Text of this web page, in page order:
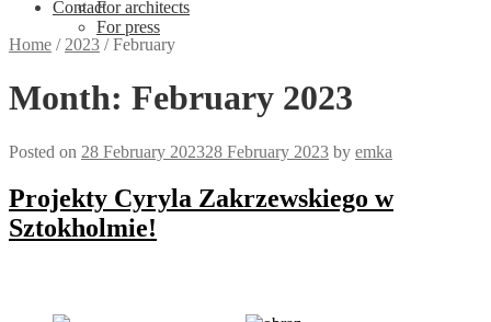
For architects
For press
Contact
Home / 2023 /February
Month: February 2023
Posted on 28 February 202328 February 2023 by emka
Projekty Cyryla Zakrzewskiego w
Sztokholmie!